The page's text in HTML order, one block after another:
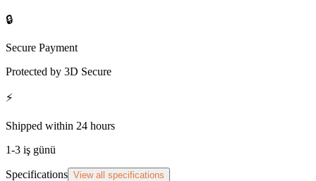
🔒
Secure Payment
Protected by 3D Secure
⚡
Shipped within 24 hours
1-3 iş günü
Specifications View all specifications